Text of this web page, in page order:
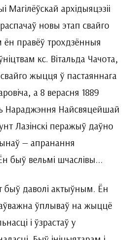
Магілёўскай архідыяцэзіі
новы этап свайго
правёў трохдзённыя
кс. Вітальда Чачота,
свайго жыцця ў пастаяннага
а 8 верасня 1889
Нараджэння Найсвяцейшай
Лазінскі перажыў даўно
— апранання
быў вельмі шчаслівы...
быў даволі актыўным. Ён
ўплываў на жыццё
і ўзрастаў у